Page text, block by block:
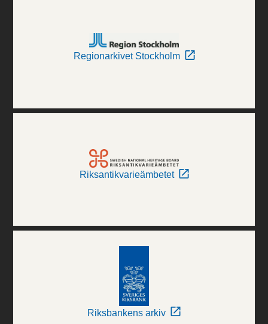
Regionarkivet Stockholm
Riksantikvarieämbetet
Riksbankens arkiv